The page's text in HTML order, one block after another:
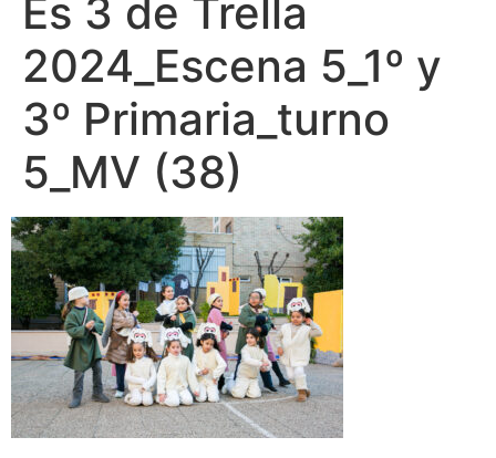
Es 3 de Trella
2024_Escena 5_1º y
3º Primaria_turno
5_MV (38)